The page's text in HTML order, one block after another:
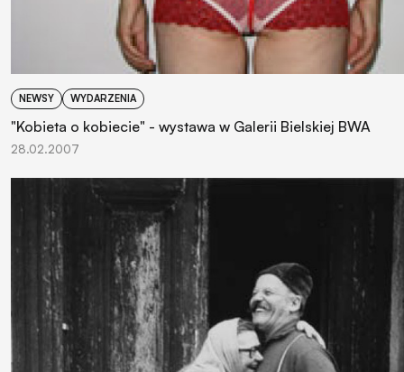
NEWSY WYDARZENIA
"Kobieta o kobiecie" - wystawa w Galerii Bielskiej BWA
28.02.2007